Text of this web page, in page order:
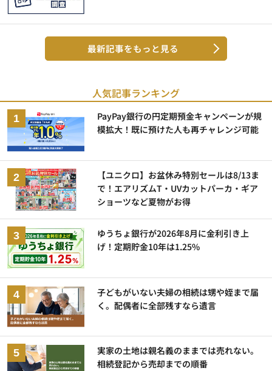
最新記事をもっと見る
人気記事ランキング
PayPay銀行の円定期預金キャンペーンが規
模拡大！既に預けた人も再チャレンジ可能
【ユニクロ】お盆休み特別セールは8/13ま
で！エアリズムT・UVカットパーカ・ギア
ショーツなど夏物がお得
ゆうちょ銀行が2026年8月に金利引き上
げ！定期貯金10年は1.25%
子どもがいない夫婦の相続は甥や姪まで届
く。配偶者に全部残すなら遺言
実家の土地は親名義のままでは売れない。
相続登記から売却までの順番